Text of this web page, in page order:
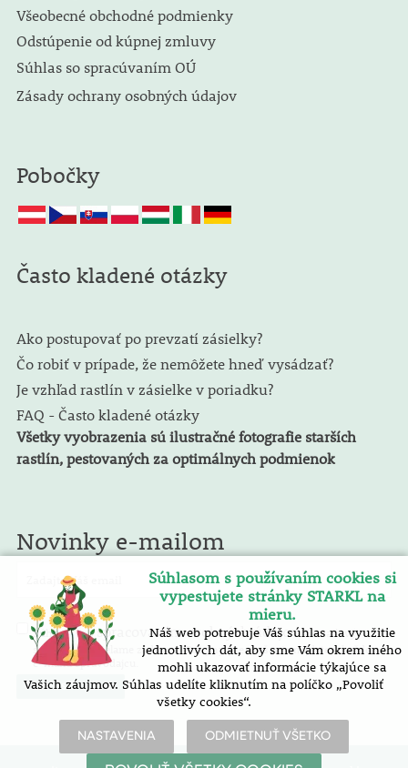
Všeobecné obchodné podmienky
Odstúpenie od kúpnej zmluvy
Súhlas so spracúvaním OÚ
Zásady ochrany osobných údajov
Pobočky
Často kladené otázky
Ako postupovať po prevzatí zásielky?
Čo robiť v prípade, že nemôžete hneď vysádzať?
Je vzhľad rastlín v zásielke v poriadku?
FAQ - Často kladené otázky
Všetky vyobrazenia sú ilustračné fotografie starších
rastlín, pestovaných za optimálnych podmienok
Novinky e-mailom
Súhlasím sospracovaním osobných údajov. E-mailový
spravodaj zasielame zadarmo. Pokyny pre zrušenie nájdete v každom
e-mailu spravodajcu.
Súhlasom s používaním cookies si
vypestujete stránky STARKL na
mieru.
Náš web potrebuje Váš súhlas na využitie
jednotlivých dát, aby sme Vám okrem iného
mohli ukazovať informácie týkajúce sa
Vašich záujmov. Súhlas udelíte kliknutím na políčko „Povoliť
všetky cookies“.
NASTAVENIA ODMIETNUŤ VŠETKO